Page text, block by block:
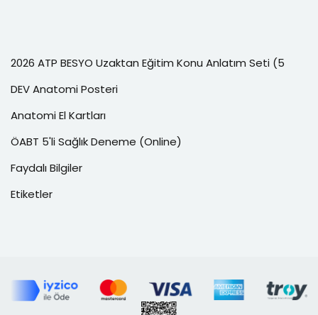
2026 ATP BESYO Uzaktan Eğitim Konu Anlatım Seti (5
DEV Anatomi Posteri
Anatomi El Kartları
ÖABT 5'li Sağlık Deneme (Online)
Faydalı Bilgiler
Etiketler